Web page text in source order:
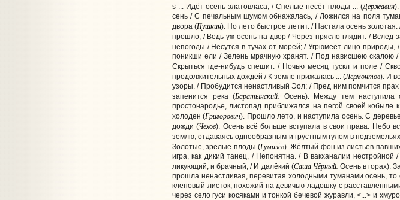
s ... Идёт осень златовласа, / Спелые несёт плоды ... (Державин
сень / С печальным шумом обнажалась, / Ложился на поля
двора (Пушкин). Но лето быстрое летит. / Настала осень
прошло, / Ведь уж осень на двор / Через прясло глядит. /
непогоды / Несутся в тучах от морей; / Угрюмеет лицо природы,
поникши ели / Зелень мрачную хранят. / Под нависшею скалою
Скрыться где-нибудь спешит. / Ночью месяц тускл и поле /
продолжительных дождей / К земле прижалась ... (Лермонтов). И
узоры. / Пробудится ненастливый Эол; / Пред ним помчится
запенится река (Баратынский. Осень). Между тем наступила
простонародье, листопад приближался на пегой своей кобыле
холоден (Григорович). Прошло лето, и наступила осень. С
дожди (Чехов). Осень всё больше вступала в свои права. Небо
землю, отдаваясь однообразным и грустным гулом в
Золотые, зрелые плоды (Гумилёв). Жёлтый фон из листьев
игра, как дикий танец, / Непонятна. / В вакханалии
ликующий, и брачный, / И далёкий (Саша Чёрный. Осень в горах).
прошла ненастливая, перевитая холодными туманами осень,
кленовый листок, похожий на девичью ладошку с
через село гуси косяками и тонкой бечевой журавли, <...> и